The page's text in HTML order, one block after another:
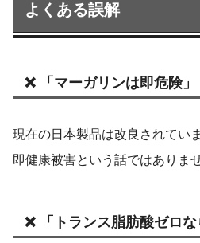
よくある誤解
❌ 「マーガリンは即危険」
現在の日本製品は改良されていま
即健康被害という話ではありませ
❌ 「トランス脂肪酸ゼロな